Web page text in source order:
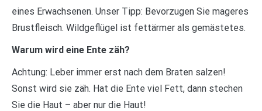
eines Erwachsenen. Unser Tipp: Bevorzugen Sie mageres
Brustfleisch. Wildgeflügel ist fettärmer als gemästetes.
Warum wird eine Ente zäh?
Achtung: Leber immer erst nach dem Braten salzen!
Sonst wird sie zäh. Hat die Ente viel Fett, dann stechen
Sie die Haut – aber nur die Haut!